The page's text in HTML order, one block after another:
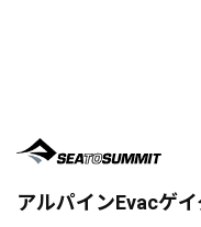
アルパインEvacゲイ